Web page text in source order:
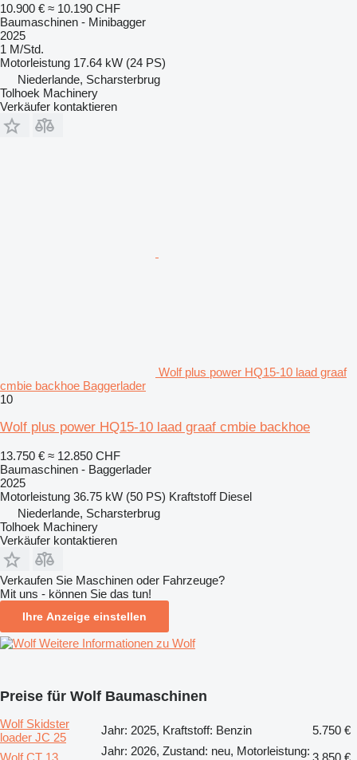
10.900 € ≈ 10.190 CHF
Baumaschinen - Minibagger
2025
1 M/Std.
Motorleistung 17.64 kW (24 PS)
Niederlande, Scharsterbrug
Tolhoek Machinery
Verkäufer kontaktieren
Wolf plus power HQ15-10 laad graaf
cmbie backhoe Baggerlader
10
Wolf plus power HQ15-10 laad graaf cmbie backhoe
13.750 € ≈ 12.850 CHF
Baumaschinen - Baggerlader
2025
Motorleistung 36.75 kW (50 PS) Kraftstoff Diesel
Niederlande, Scharsterbrug
Tolhoek Machinery
Verkäufer kontaktieren
Verkaufen Sie Maschinen oder Fahrzeuge?
Mit uns - können Sie das tun!
Ihre Anzeige einstellen
Weitere Informationen zu Wolf
Preise für Wolf Baumaschinen
Wolf Skidster
loader JC 25
Jahr: 2025, Kraftstoff: Benzin
5.750 €
Wolf CT 13
Jahr: 2026, Zustand: neu, Motorleistung: 3.850 €